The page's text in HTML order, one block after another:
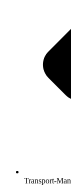
Transport-